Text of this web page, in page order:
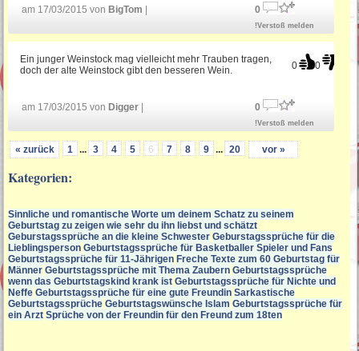
am 17/03/2015 von BigTom 0
!Verstoß melden
0 0
Ein junger Weinstock mag vielleicht mehr Trauben tragen,
doch der alte Weinstock gibt den besseren Wein.
am 17/03/2015 von Digger 0
!Verstoß melden
« zurück 1 ... 3 4 5 6 7 8 9 ... 20 vor »
Kategorien:
Sinnliche und romantische Worte um deinem Schatz zu seinem
Geburtstag zu zeigen wie sehr du ihn liebst und schätzt
Geburstagssprüche an die kleine Schwester Geburstagssprüche für die
Lieblingsperson Geburtstagssprüche für Basketballer Spieler und Fans
Geburtstagssprüche für 11-Jährigen Freche Texte zum 60 Geburtstag für
Männer Geburtstagssprüche mit Thema Zaubern Geburtstagssprüche
wenn das Geburtstagskind krank ist Geburtstagssprüche für Nichte und
Neffe Geburtstagssprüche für eine gute Freundin Sarkastische
Geburtstagssprüche Geburtstagswünsche Islam Geburtstagssprüche für
ein Arzt Sprüche von der Freundin für den Freund zum 18ten